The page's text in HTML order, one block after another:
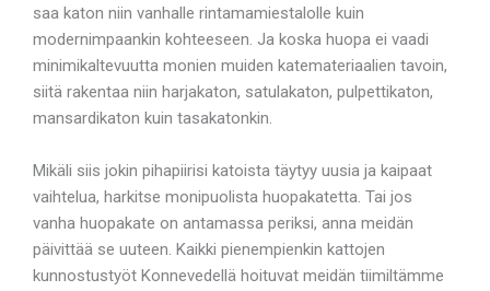
saa katon niin vanhalle rintamamiestalolle kuin
modernimpaankin kohteeseen. Ja koska huopa ei vaadi
minimikaltevuutta monien muiden katemateriaalien tavoin,
siitä rakentaa niin harjakaton, satulakaton, pulpettikaton,
mansardikaton kuin tasakatonkin.
Mikäli siis jokin pihapiirisi katoista täytyy uusia ja kaipaat
vaihtelua, harkitse monipuolista huopakatetta. Tai jos
vanha huopakate on antamassa periksi, anna meidän
päivittää se uuteen. Kaikki pienempienkin kattojen
kunnostustyöt Konnevedellä hoituvat meidän tiimiltämme